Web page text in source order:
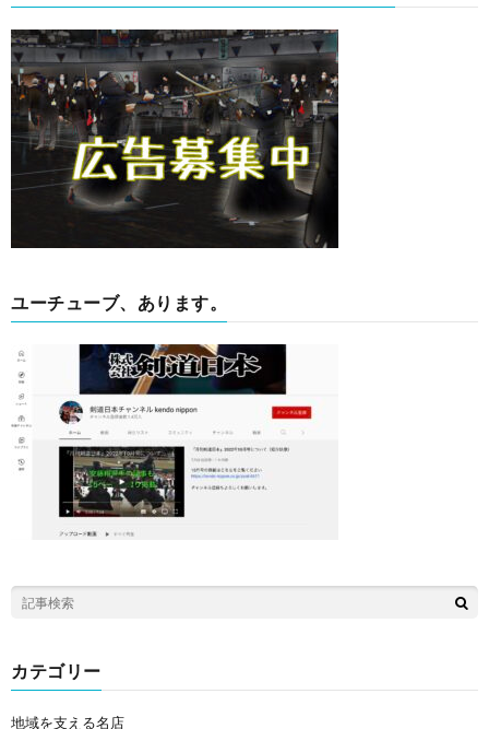
ユーチューブ、あります。
カテゴリー
地域を支える名店